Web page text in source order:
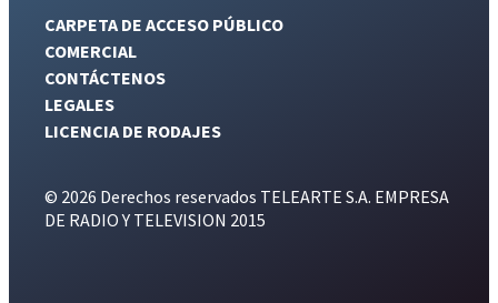
CARPETA DE ACCESO PÚBLICO
COMERCIAL
CONTÁCTENOS
LEGALES
LICENCIA DE RODAJES
© 2026 Derechos reservados TELEARTE S.A. EMPRESA
DE RADIO Y TELEVISION 2015